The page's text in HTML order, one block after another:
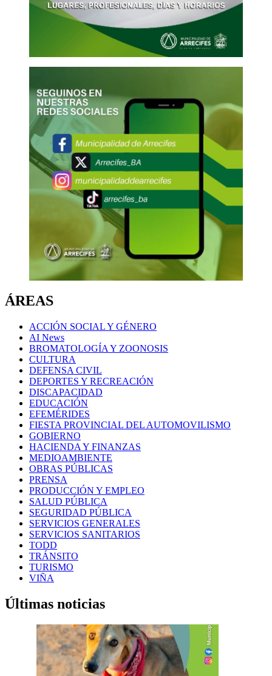
ÁREAS
ACCIÓN SOCIAL Y GÉNERO
AI News
BROMATOLOGÍA Y ZOONOSIS
CULTURA
DEFENSA CIVIL
DEPORTES Y RECREACIÓN
DISCAPACIDAD
EDUCACIÓN
EFEMÉRIDES
FIESTA PROVINCIAL DEL AUTOMOVILISMO
GOBIERNO
HACIENDA Y FINANZAS
MEDIOAMBIENTE
OBRAS PÚBLICAS
PRENSA
PRODUCCIÓN Y EMPLEO
SALUD PÚBLICA
SEGURIDAD PÚBLICA
SERVICIOS GENERALES
SERVICIOS SANITARIOS
TODD
TRÁNSITO
TURISMO
VIÑA
Últimas noticias